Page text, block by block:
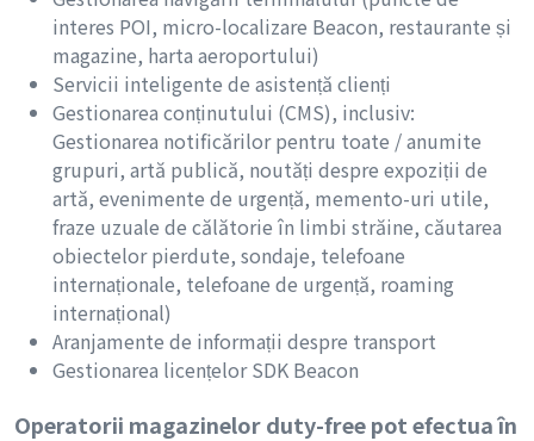
interes POI, micro-localizare Beacon, restaurante și
magazine, harta aeroportului)
Servicii inteligente de asistență clienți
Gestionarea conținutului (CMS), inclusiv:
Gestionarea notificărilor pentru toate / anumite
grupuri, artă publică, noutăți despre expoziții de
artă, evenimente de urgență, memento-uri utile,
fraze uzuale de călătorie în limbi străine, căutarea
obiectelor pierdute, sondaje, telefoane
internaționale, telefoane de urgență, roaming
internațional)
Aranjamente de informații despre transport
Gestionarea licențelor SDK Beacon
Operatorii magazinelor duty-free pot efectua în